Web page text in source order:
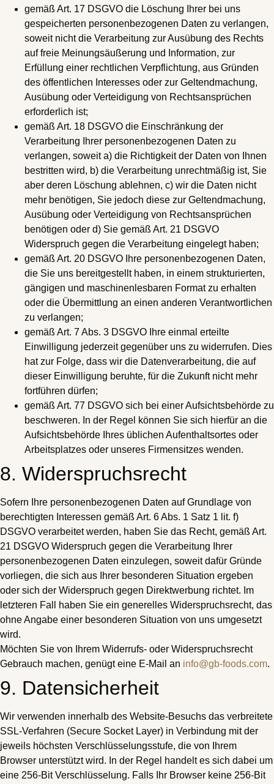
gemäß Art. 17 DSGVO die Löschung Ihrer bei uns
gespeicherten personenbezogenen Daten zu verlangen,
soweit nicht die Verarbeitung zur Ausübung des Rechts
auf freie Meinungsäußerung und Information, zur
Erfüllung einer rechtlichen Verpflichtung, aus Gründen
des öffentlichen Interesses oder zur Geltendmachung,
Ausübung oder Verteidigung von Rechtsansprüchen
erforderlich ist;
gemäß Art. 18 DSGVO die Einschränkung der
Verarbeitung Ihrer personenbezogenen Daten zu
verlangen, soweit a) die Richtigkeit der Daten von Ihnen
bestritten wird, b) die Verarbeitung unrechtmäßig ist, Sie
aber deren Löschung ablehnen, c) wir die Daten nicht
mehr benötigen, Sie jedoch diese zur Geltendmachung,
Ausübung oder Verteidigung von Rechtsansprüchen
benötigen oder d) Sie gemäß Art. 21 DSGVO
Widerspruch gegen die Verarbeitung eingelegt haben;
gemäß Art. 20 DSGVO Ihre personenbezogenen Daten,
die Sie uns bereitgestellt haben, in einem strukturierten,
gängigen und maschinenlesbaren Format zu erhalten
oder die Übermittlung an einen anderen Verantwortlichen
zu verlangen;
gemäß Art. 7 Abs. 3 DSGVO Ihre einmal erteilte
Einwilligung jederzeit gegenüber uns zu widerrufen. Dies
hat zur Folge, dass wir die Datenverarbeitung, die auf
dieser Einwilligung beruhte, für die Zukunft nicht mehr
fortführen dürfen;
gemäß Art. 77 DSGVO sich bei einer Aufsichtsbehörde zu
beschweren. In der Regel können Sie sich hierfür an die
Aufsichtsbehörde Ihres üblichen Aufenthaltsortes oder
Arbeitsplatzes oder unseres Firmensitzes wenden.
8. Widerspruchsrecht
Sofern Ihre personenbezogenen Daten auf Grundlage von
berechtigten Interessen gemäß Art. 6 Abs. 1 Satz 1 lit. f)
DSGVO verarbeitet werden, haben Sie das Recht, gemäß Art.
21 DSGVO Widerspruch gegen die Verarbeitung Ihrer
personenbezogenen Daten einzulegen, soweit dafür Gründe
vorliegen, die sich aus Ihrer besonderen Situation ergeben
oder sich der Widerspruch gegen Direktwerbung richtet. Im
letzteren Fall haben Sie ein generelles Widerspruchsrecht, das
ohne Angabe einer besonderen Situation von uns umgesetzt
wird.
Möchten Sie von Ihrem Widerrufs- oder Widerspruchsrecht
Gebrauch machen, genügt eine E-Mail an info@gb-foods.com.
9. Datensicherheit
Wir verwenden innerhalb des Website-Besuchs das verbreitete
SSL-Verfahren (Secure Socket Layer) in Verbindung mit der
jeweils höchsten Verschlüsselungsstufe, die von Ihrem
Browser unterstützt wird. In der Regel handelt es sich dabei um
eine 256-Bit Verschlüsselung. Falls Ihr Browser keine 256-Bit